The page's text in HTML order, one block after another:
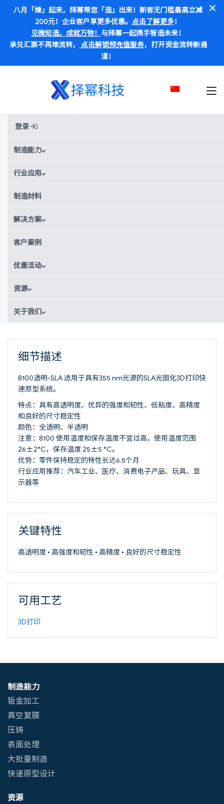
八月「燥」起来，择幂帮您「造」出来！新客无门槛最高立减
200元！企业客户享更多优惠。 点击了解更多！
见微知造，成就万物！ 与择幂一起携手智造未来！
承兑汇票不再难流转， 点击解锁预充值服务，打开资金流转新通
道！
登录
制造能力
行业应用
制造材料
解决方案
客户案例
优惠活动
资源
关于我们
首页材料8100透明-SLA
8100透明-SLA
别称:8100透明树脂 / 8100透明光敏树脂
价格范围：
获得实时报价
细节描述
8100透明-SLA 适用于具有355 nm光源的SLA光固化3D打印快
速原型系统。
特点：具有高透明度、优异的强度和韧性、低粘度、高精度
和良好的尺寸稳定性
颜色：全透明、半透明
注意：8100 使用温度和保存温度不宜过高，使用温度范围
26±2°C，保存温度 25±5 °C。
优势：零件保持稳定的特性长达6.5个月
行业应用推荐：汽车工业、医疗、消费电子产品、玩具、显
示器等
关键特性
高透明度 • 高强度和韧性 • 高精度 • 良好的尺寸稳定性
可用工艺
3D打印
制造能力
钣金加工
真空复膜
压铸
表面处理
大批量制造
快速原型设计
资源